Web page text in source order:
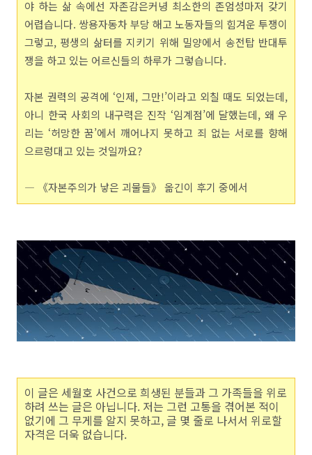
야 하는 삶 속에선 자존감은커녕 최소한의 존엄성마저 갖기
어렵습니다. 쌍용자동차 부당 해고 노동자들의 힘겨운 투쟁이
그렇고, 평생의 삶터를 지키기 위해 밀양에서 송전탑 반대투
쟁을 하고 있는 어르신들의 하루가 그렇습니다.
자본 권력의 공격에 ‘인제, 그만!’이라고 외칠 때도 되었는데,
아니 한국 사회의 내구력은 진작 ‘임계점’에 달했는데, 왜 우
리는 ‘허망한 꿈’에서 깨어나지 못하고 죄 없는 서로를 향해
으르렁대고 있는 것일까요?
― 《자본주의가 낳은 괴물들》 옮긴이 후기 중에서
이 글은 세월호 사건으로 희생된 분들과 그 가족들을 위로
하려 쓰는 글은 아닙니다. 저는 그런 고통을 겪어본 적이
없기에 그 무게를 알지 못하고, 글 몇 줄로 나서서 위로할
자격은 더욱 없습니다.